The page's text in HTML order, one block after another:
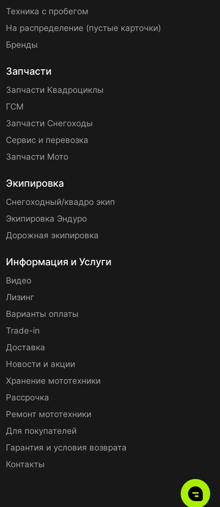
Техника с пробегом
На распределение (пустые карточки)
Бренды
Запчасти
Запчасти Квадроциклы
ГСМ
Запчасти Снегоходы
Сервис и перевозка
Запчасти Мото
Экипировка
Снегоходный/квадро экип
Экипировка Эндуро
Дорожная экипировка
Информация и Услуги
Видео
Лизинг
Варианты оплаты
Trade-in
Доставка
Новости и акции
Хранение мототехники
Рассрочка
Ремонт мототехники
Для покупателей
Гарантия и условия возврата
Контакты